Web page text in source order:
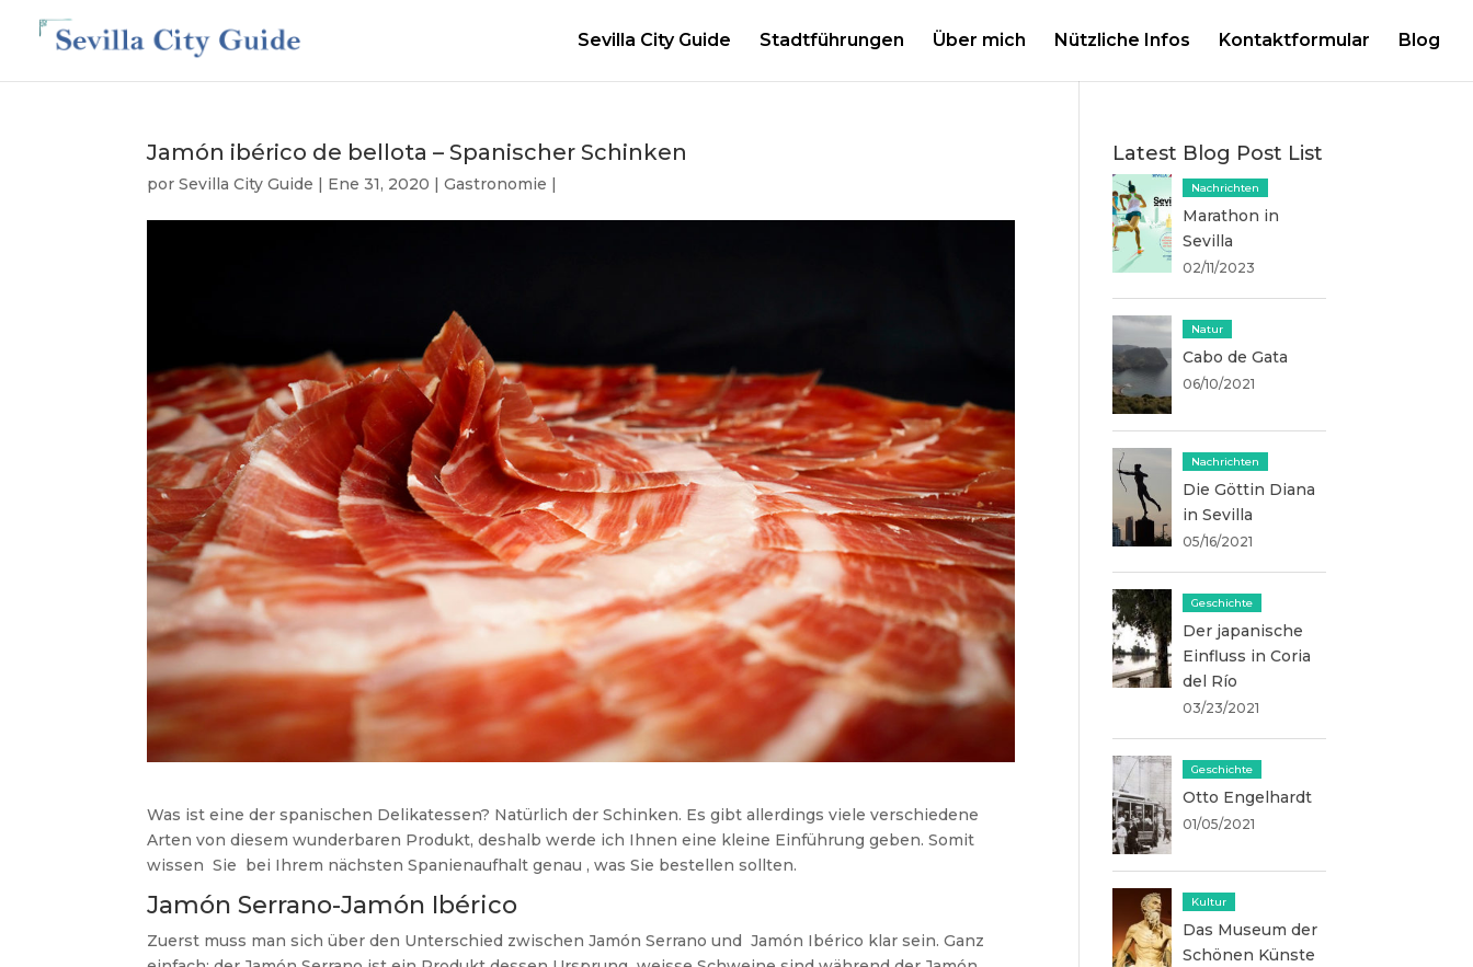
Sevilla City Guide Stadtführungen Über mich Nützliche Infos Kontaktformular Blog
Jamón ibérico de bellota – Spanischer Schinken
porSevilla City Guide | Ene 31, 2020 |Gastronomie |
Was ist eine der spanischen Delikatessen? Natürlich der Schinken. Es gibt allerdings viele verschiedene
Arten von diesem wunderbaren Produkt, deshalb werde ich Ihnen eine kleine Einführung geben. Somit
wissen Sie bei Ihrem nächsten Spanienaufhalt genau , was Sie bestellen sollten.
Jamón Serrano-Jamón Ibérico
Zuerst muss man sich über den Unterschied zwischen Jamón Serrano und Jamón Ibérico klar sein. Ganz
Latest Blog Post List
Nachrichten
Marathon in
Sevilla
02/11/2023
Natur
Cabo de Gata
06/10/2021
Nachrichten
Die Göttin Diana
in Sevilla
05/16/2021
Geschichte
Der japanische
Einfluss in Coria
del Río
03/23/2021
Geschichte
Otto Engelhardt
01/05/2021
Kultur
Das Museum der
Schönen Künste